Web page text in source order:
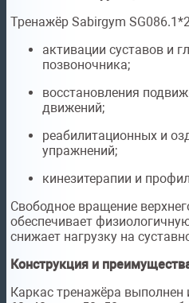
Тренажёр Sabirgym
активации суставов и
позвоночника;
восстановления
движений;
реабилитационных и
упражнений;
кинезитерапии и
Свободное вращение
обеспечивает
снижает нагрузку на
Конструкция и
Каркас тренажёра выполнен